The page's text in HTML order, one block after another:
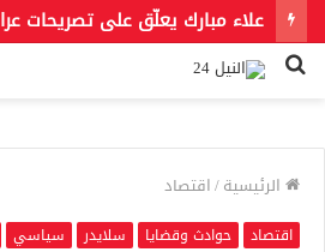
بحث
الرئيسية/اقتصاد
اقتصاد حوادث وقضايا سلايدر سياسي